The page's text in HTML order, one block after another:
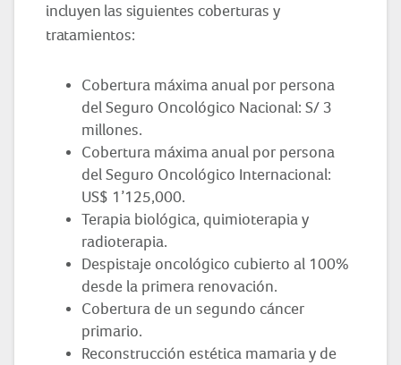
incluyen las siguientes coberturas y
tratamientos:
Cobertura máxima anual por persona
del Seguro Oncológico Nacional: S/ 3
millones.
Cobertura máxima anual por persona
del Seguro Oncológico Internacional:
US$ 1’125,000.
Terapia biológica, quimioterapia y
radioterapia.
Despistaje oncológico cubierto al 100%
desde la primera renovación.
Cobertura de un segundo cáncer
primario.
Reconstrucción estética mamaria y de